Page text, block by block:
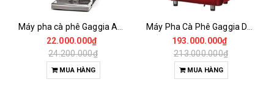
22.000.000₫
24.200.000₫
MUA HÀNG
193.000.000₫
213.000.000₫
MUA HÀNG